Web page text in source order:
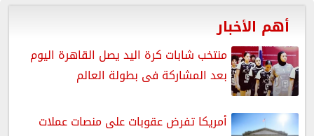
أهم الأخبار
منتخب شابات كرة اليد يصل القاهرة اليوم
بعد المشاركة فى بطولة العالم
أمريكا تفرض عقوبات على منصات عملات